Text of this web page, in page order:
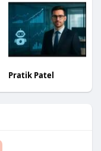
Pratik Patel